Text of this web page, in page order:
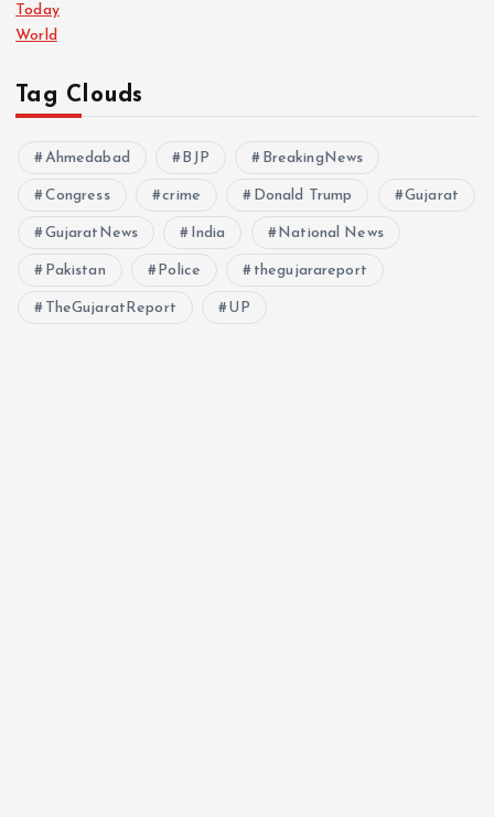
Today
World
Tag Clouds
Ahmedabad BJP BreakingNews
Congress crime Donald Trump Gujarat
GujaratNews India National News
Pakistan Police thegujarareport
TheGujaratReport UP